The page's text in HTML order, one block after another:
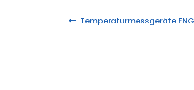
Post
Previous
Temperaturmessgeräte ENG